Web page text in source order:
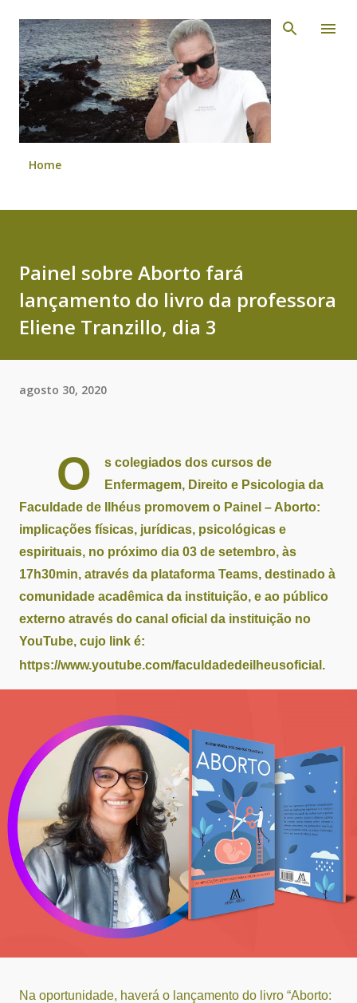
Pular para o conteúdo principal
Home
Painel sobre Aborto fará
lançamento do livro da professora
Eliene Tranzillo, dia 3
agosto 30, 2020
O
s colegiados dos cursos de
Enfermagem, Direito e Psicologia da
Faculdade de Ilhéus promovem o Painel – Aborto:
implicações físicas, jurídicas, psicológicas e
espirituais, no próximo dia 03 de setembro, às
17h30min, através da plataforma Teams, destinado à
comunidade acadêmica da instituição, e ao público
externo através do canal oficial da instituição no
YouTube, cujo link é:
https://www.youtube.com/faculdadedeilheusoficial .
Na oportunidade, haverá o lançamento do livro “Aborto: